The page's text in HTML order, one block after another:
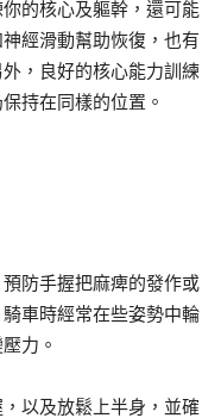
的核心及軀幹，還可能
經滑動幫助恢復，也有
，良好的核心能力訓練
持在同樣的位置。
防手握把麻痺的發作或
車時經常在些姿勢中輪
力。
以及放鬆上半身，並確